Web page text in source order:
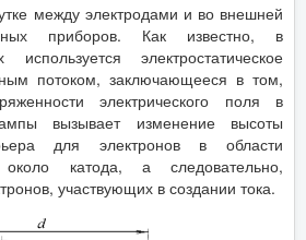
между электродами и во внешней
приборов. Как известно, в
электростатическое
потоком, заключающееся в том,
электрического поля в
вызывает изменение высоты
для электронов в области
катода, а следовательно,
участвующих в создании тока.